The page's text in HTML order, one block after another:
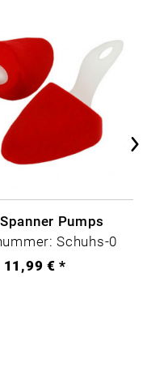
Pumps
Schuhs-0
11,99 € *